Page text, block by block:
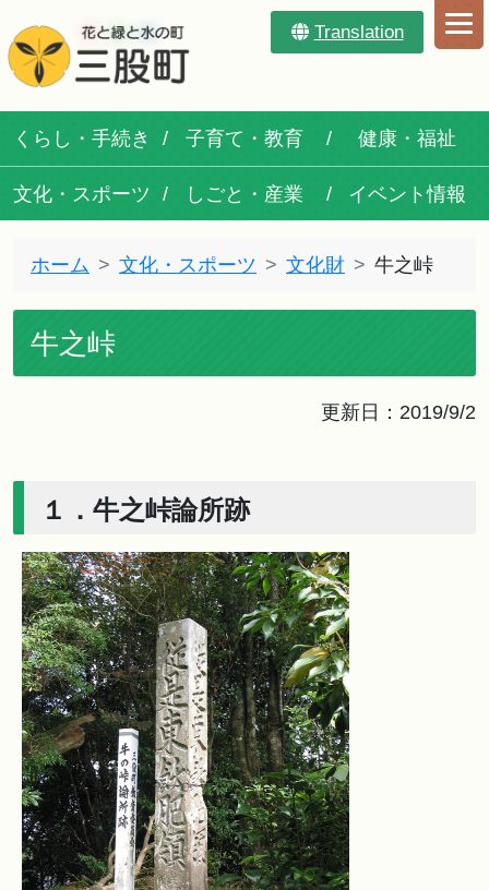
Translation
くらし・手続き 子育て・教育 健康・福祉
文化・スポーツ しごと・産業 イベント情報
ホーム 文化・スポーツ 文化財 牛之峠
牛之峠
更新日：2019/9/2
１．牛之峠論所跡